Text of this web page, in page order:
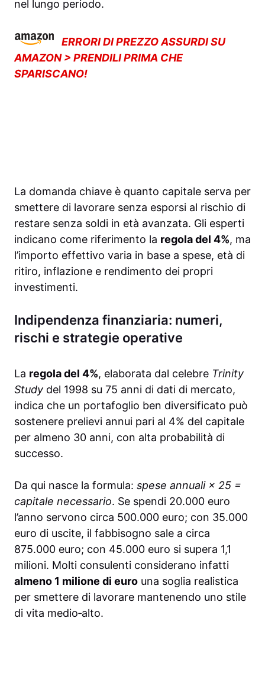
nel lungo periodo.
ERRORI DI PREZZO ASSURDI SU
AMAZON > PRENDILI PRIMA CHE
SPARISCANO!
La domanda chiave è quanto capitale serva per
smettere di lavorare senza esporsi al rischio di
restare senza soldi in età avanzata. Gli esperti
indicano come riferimento la regola del 4%, ma
l’importo effettivo varia in base a spese, età di
ritiro, inflazione e rendimento dei propri
investimenti.
Indipendenza finanziaria: numeri,
rischi e strategie operative
La regola del 4%, elaborata dal celebre Trinity
Study del 1998 su 75 anni di dati di mercato,
indica che un portafoglio ben diversificato può
sostenere prelievi annui pari al 4% del capitale
per almeno 30 anni, con alta probabilità di
successo.
Da qui nasce la formula: spese annuali × 25 =
capitale necessario. Se spendi 20.000 euro
l’anno servono circa 500.000 euro; con 35.000
euro di uscite, il fabbisogno sale a circa
875.000 euro; con 45.000 euro si supera 1,1
milioni. Molti consulenti considerano infatti
almeno 1 milione di euro una soglia realistica
per smettere di lavorare mantenendo uno stile
di vita medio‑alto.